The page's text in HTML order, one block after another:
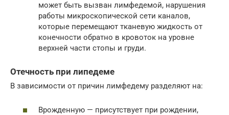
может быть вызван лимфедемой, нарушения
работы микроскопической сети каналов,
которые перемещают тканевую жидкость от
конечности обратно в кровоток на уровне
верхней части стопы и груди.
Отечность при липедеме
В зависимости от причин лимфедему разделяют на:
Врожденную — присутствует при рождении,